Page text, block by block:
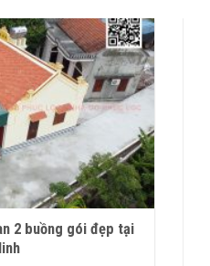
2 buồng gói đẹp tại